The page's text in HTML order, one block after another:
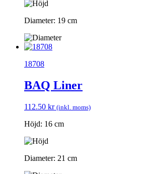
Diameter: 19 cm
18708
BAQ Liner
112.50 kr (inkl. moms)
Höjd: 16 cm
Diameter: 21 cm